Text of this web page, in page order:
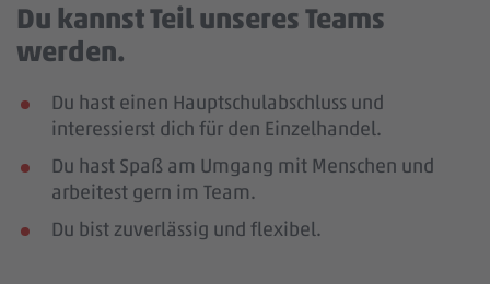
Du kannst Teil unseres Teams
werden.
Du hast einen Hauptschulabschluss und
interessierst dich für den Einzelhandel.
Du hast Spaß am Umgang mit Menschen und
arbeitest gern im Team.
Du bist zuverlässig und flexibel.